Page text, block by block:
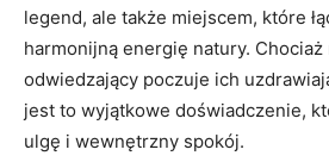
legend, ale także miejscem, ⁣które
harmonijną energię natury. Chociaż⁢
odwiedzający poczuje ich⁢
jest to ⁤wyjątkowe doświadczenie,
ulgę i wewnętrzny ⁢spokój.